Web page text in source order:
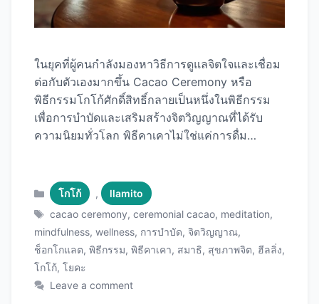
ในยุคที่ผู้คนกำลังมองหาวิธีการดูแลจิตใจและเชื่อม
ต่อกับตัวเองมากขึ้น Cacao Ceremony หรือ
พิธีกรรมโกโก้ศักดิ์สิทธิ์กลายเป็นหนึ่งในพิธีกรรม
เพื่อการบำบัดและเสริมสร้างจิตวิญญาณที่ได้รับ
ความนิยมทั่วโลก พิธีคาเคาไม่ใช่แค่การดื่ม
Cacao) ในการเปิดหัวใจ เพิ่มสมาธิ ปลดปล่อย
อารมณ์ และสร้างความตระหนักรู้ในตัวเอง
บทความนี้จะพาคุณไปทำความรู้จักกับพิธีคาเคา
ตั้งแต่ต้นกำเนิด ประโยชน์ วิธีการจัดพิธีที่บ้าน และ
แนะนำ Ceremonial Cacao คุณภาพสูง ที่จะทำให้
ประสบการณ์ของคุณลึกซึ้งและมีพลัง พิธีคาเคา
Categories
โกโก้ ,
llamito
Tags
cacao ceremony,ceremonial cacao, meditation,
mindfulness, wellness, การบำบัด, จิตวิญญาณ,
ช็อกโกแลต, พิธีกรรม, พิธีคาเคา, สมาธิ, สุขภาพจิต, ฮีลลิ่ง,
โกโก้, โยคะ
Leave a comment